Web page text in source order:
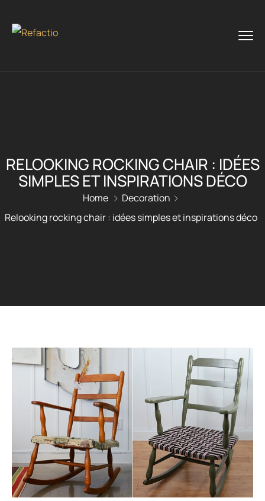
RELOOKING ROCKING CHAIR : IDÉES
SIMPLES ET INSPIRATIONS DÉCO
Home
Decoration
Relooking rocking chair : idées simples et inspirations déco